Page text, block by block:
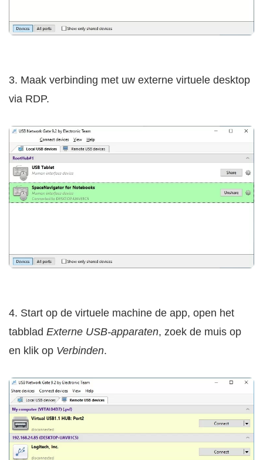
3. Maak verbinding met uw externe virtuele desktop
via RDP.
4. Start op de virtuele machine de app, open het
tabblad Externe USB-apparaten, zoek de muis op
en klik op Verbinden.